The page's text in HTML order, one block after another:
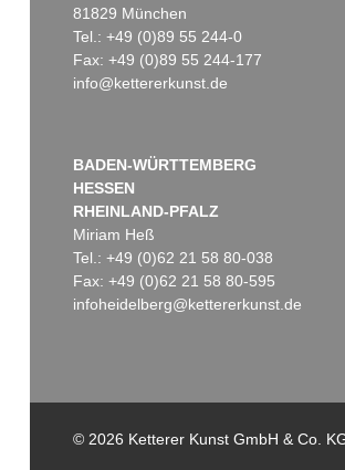
Auktion 342 - Lot 233
Schauspielerin (recto) / Piazza S. Domenico II, Taormina (verso)
, 1919
Ergebnis:€ 500.000
81829 München
Tel.: +49 (0)89 55 244-0
Fax: +49 (0)89 55 244-177
info@kettererkunst.de
BADEN-WÜRTTEMBERG
HESSEN
RHEINLAND-PFALZ
Miriam Heß
Tel.: +49 (0)62 21 58 80-038
Fax: +49 (0)62 21 58 80-595
infoheidelberg@kettererkunst.de
© 2026 Ketterer Kunst GmbH & Co.